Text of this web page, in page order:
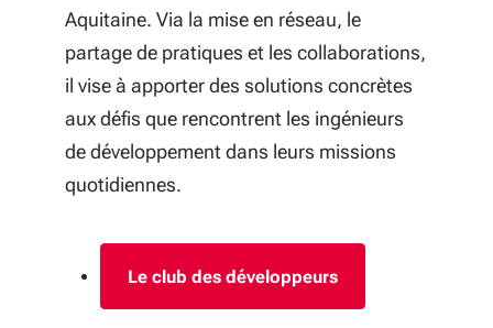
Aquitaine. Via la mise en réseau, le
partage de pratiques et les collaborations,
il vise à apporter des solutions concrètes
aux défis que rencontrent les ingénieurs
de développement dans leurs missions
quotidiennes.
Le club des développeurs